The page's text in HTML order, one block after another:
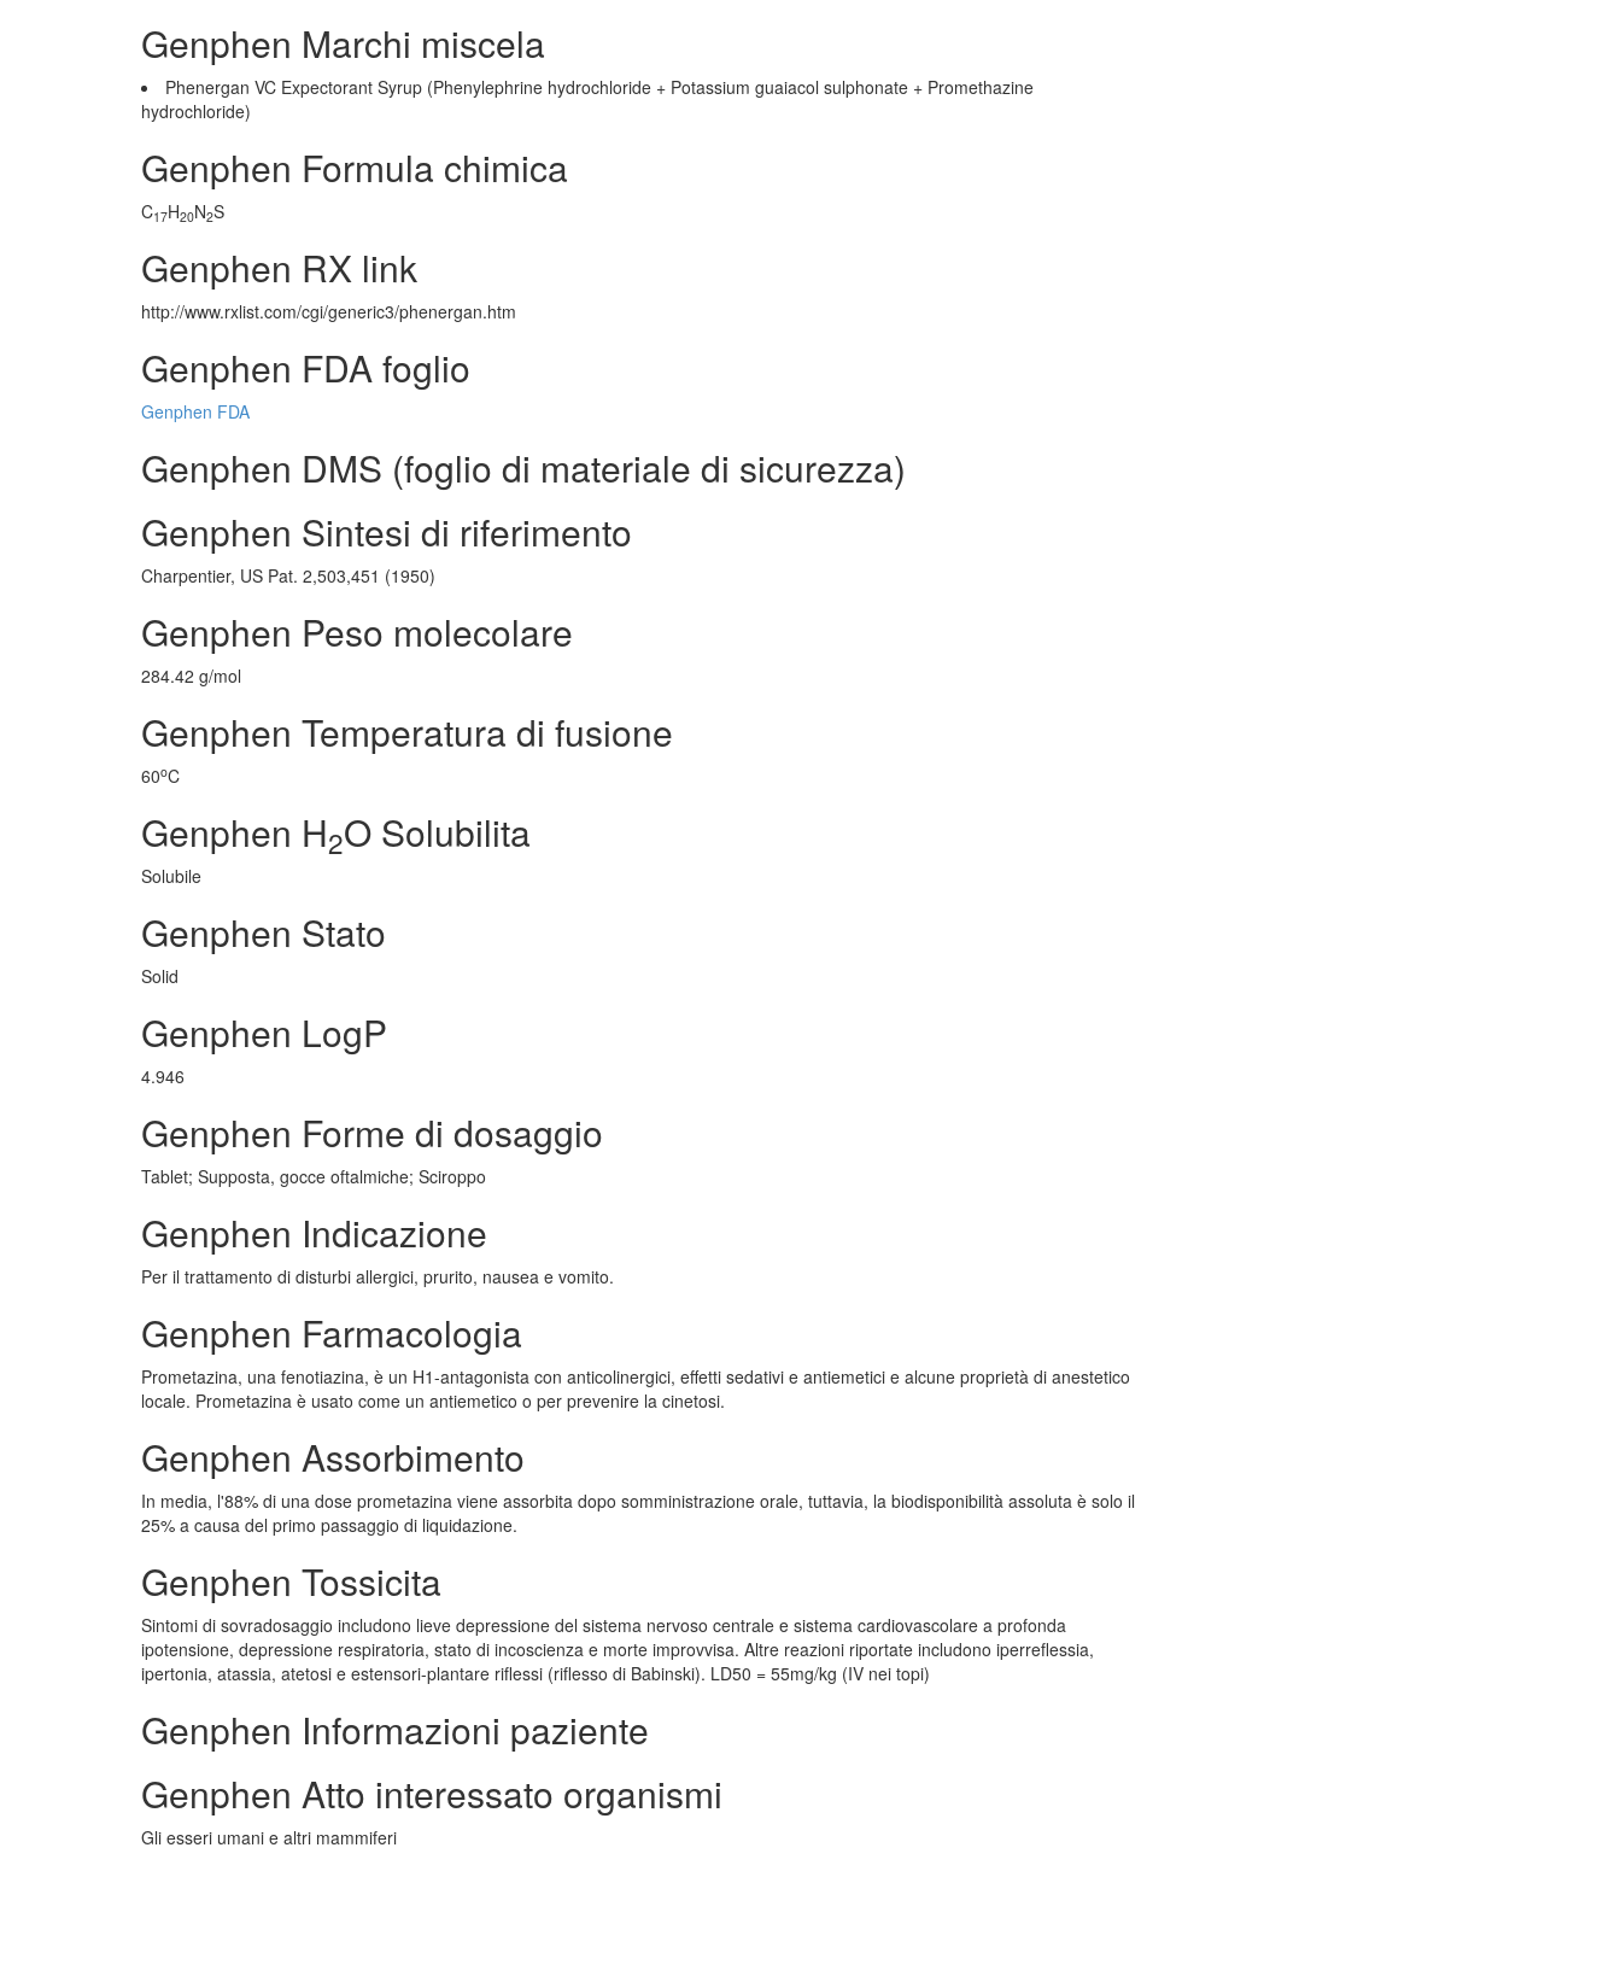
Genphen Marchi miscela
Phenergan VC Expectorant Syrup (Phenylephrine hydrochloride + Potassium guaiacol sulphonate + Promethazine
hydrochloride)
Genphen Formula chimica
C17H20N2S
Genphen RX link
http://www.rxlist.com/cgi/generic3/phenergan.htm
Genphen FDA foglio
Genphen FDA
Genphen DMS (foglio di materiale di sicurezza)
Genphen Sintesi di riferimento
Charpentier, US Pat. 2,503,451 (1950)
Genphen Peso molecolare
284.42 g/mol
Genphen Temperatura di fusione
60oC
Genphen H2O Solubilita
Solubile
Genphen Stato
Solid
Genphen LogP
4.946
Genphen Forme di dosaggio
Tablet; Supposta, gocce oftalmiche; Sciroppo
Genphen Indicazione
Per il trattamento di disturbi allergici, prurito, nausea e vomito.
Genphen Farmacologia
Prometazina, una fenotiazina, è un H1-antagonista con anticolinergici, effetti sedativi e antiemetici e alcune proprietà di anestetico
locale. Prometazina è usato come un antiemetico o per prevenire la cinetosi.
Genphen Assorbimento
In media, l'88% di una dose prometazina viene assorbita dopo somministrazione orale, tuttavia, la biodisponibilità assoluta è solo il
25% a causa del primo passaggio di liquidazione.
Genphen Tossicita
Sintomi di sovradosaggio includono lieve depressione del sistema nervoso centrale e sistema cardiovascolare a profonda
ipotensione, depressione respiratoria, stato di incoscienza e morte improvvisa. Altre reazioni riportate includono iperreflessia,
ipertonia, atassia, atetosi e estensori-plantare riflessi (riflesso di Babinski). LD50 = 55mg/kg (IV nei topi)
Genphen Informazioni paziente
Genphen Atto interessato organismi
Gli esseri umani e altri mammiferi